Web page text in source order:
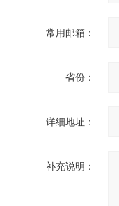
常用邮箱：
省份：
详细地址：
补充说明：